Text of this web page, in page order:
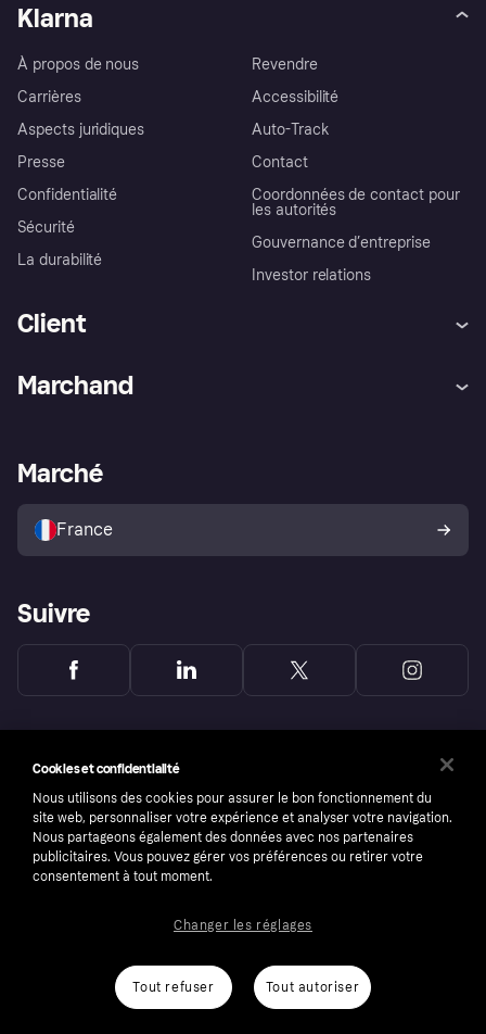
Klarna
À propos de nous
Carrières
Aspects juridiques
Presse
Confidentialité
Sécurité
La durabilité
Revendre
Accessibilité
Auto-Track
Contact
Coordonnées de contact pour
les autorités
Gouvernance d’entreprise
Investor relations
Client
Explorez les magasins
Politique de protection de
l’acheteur Klarna
Marchand
Portail Marchand
Marché
France
Suivre
number: 556737-0431
ConditionsCookiesKlarna.com
Cookies et confidentialité
Nous utilisons des cookies pour assurer le bon fonctionnement du
site web, personnaliser votre expérience et analyser votre navigation.
Nous partageons également des données avec nos partenaires
publicitaires. Vous pouvez gérer vos préférences ou retirer votre
consentement à tout moment.
Tout refuser Tout autoriser
Changer les réglages